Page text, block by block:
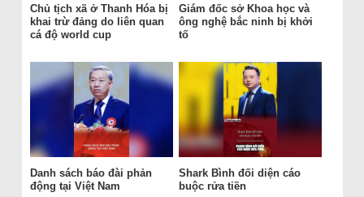
Chủ tịch xã ở Thanh Hóa bị
khai trừ đảng do liên quan
cá độ world cup
Giám đốc sở Khoa học và
ông nghệ bắc ninh bị khởi
tố
Danh sách báo đài phản
động tại Việt Nam
Shark Bình đối diện cáo
buộc rửa tiền